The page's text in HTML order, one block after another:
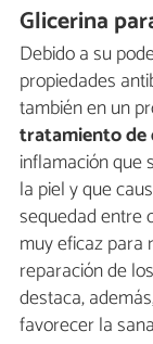
Glicerina
Debido a su
propiedades
también en un
tratamiento
inflamación que
la piel y que
sequedad entre
muy eficaz para
reparación de
destaca,
favorecer la